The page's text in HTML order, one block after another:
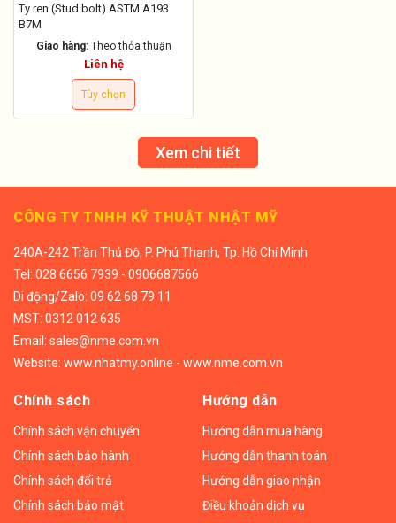
Ty ren (Stud bolt) ASTM A193
B7M
Giao hàng: Theo thỏa thuận
Liên hệ
Tùy chọn
Xem chi tiết
CÔNG TY TNHH KỸ THUẬT NHẬT MỸ
240A-242 Trần Thủ Độ, P. Phú Thạnh, Tp. Hồ Chí Minh
Tel: 028 6656 7939 - 0906687566
Di động/Zalo: 09 62 68 79 11
MST: 0312 012 635
Email: sales@nme.com.vn
Website: www.nhatmy.online - www.nme.com.vn
Chính sách
Chính sách vận chuyển
Chính sách bảo hành
Chính sách đổi trả
Chính sách bảo mật
Hướng dẫn
Hướng dẫn mua hàng
Hướng dẫn thanh toán
Hướng dẫn giao nhận
Điều khoản dịch vụ